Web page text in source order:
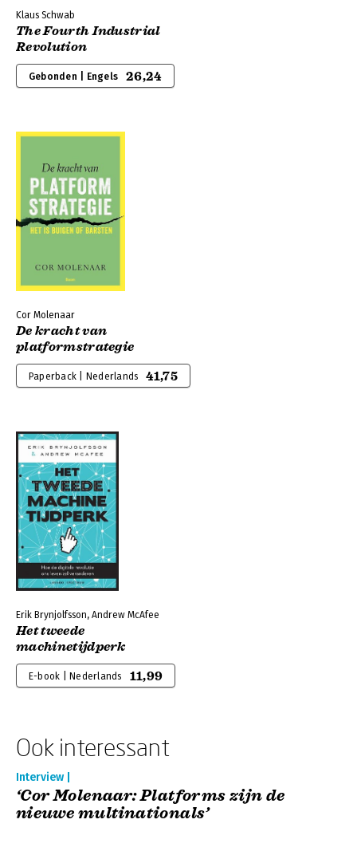
Klaus Schwab
The Fourth Industrial
Revolution
Gebonden | Engels 26,24
Cor Molenaar
De kracht van
platformstrategie
Paperback | Nederlands 41,75
Erik Brynjolfsson, Andrew McAfee
Het tweede
machinetijdperk
E-book | Nederlands 11,99
Ook interessant
Interview |
‘Cor Molenaar: Platforms zijn de
nieuwe multinationals’